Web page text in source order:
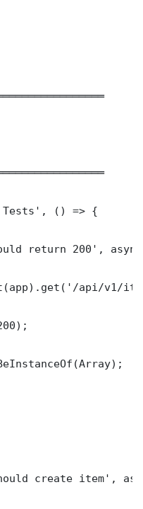
Tests', () => {
return 200',
api/v1/
create item',